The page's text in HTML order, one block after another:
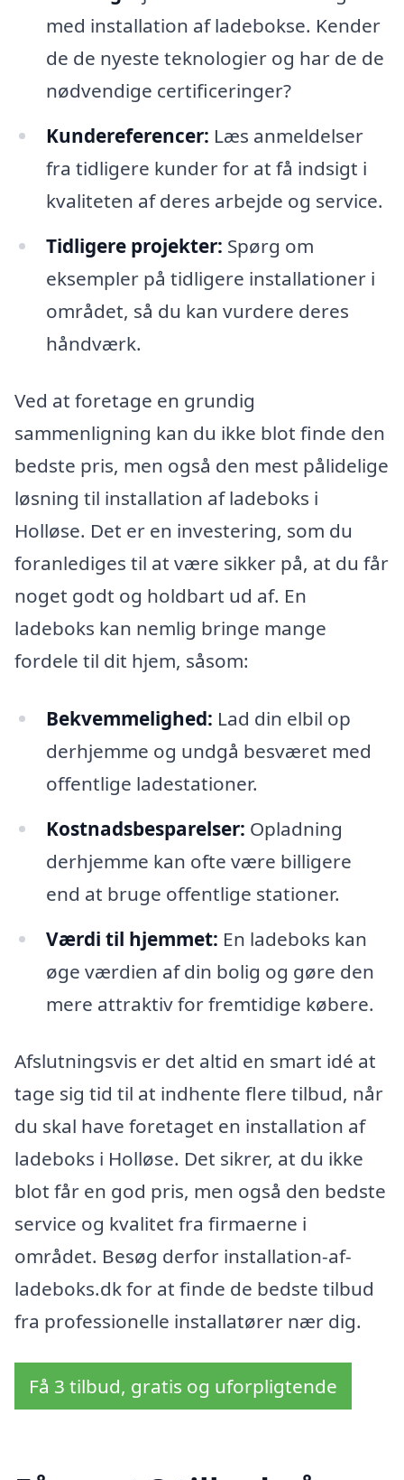
med installation af ladebokse. Kender
de de nyeste teknologier og har de de
nødvendige certificeringer?
Kundereferencer: Læs anmeldelser
fra tidligere kunder for at få indsigt i
kvaliteten af deres arbejde og service.
Tidligere projekter: Spørg om
eksempler på tidligere installationer i
området, så du kan vurdere deres
håndværk.
Ved at foretage en grundig
sammenligning kan du ikke blot finde den
bedste pris, men også den mest pålidelige
løsning til installation af ladeboks i
Holløse. Det er en investering, som du
foranlediges til at være sikker på, at du får
noget godt og holdbart ud af. En
ladeboks kan nemlig bringe mange
fordele til dit hjem, såsom:
Bekvemmelighed: Lad din elbil op
derhjemme og undgå besværet med
offentlige ladestationer.
Kostnadsbesparelser: Opladning
derhjemme kan ofte være billigere
end at bruge offentlige stationer.
Værdi til hjemmet: En ladeboks kan
øge værdien af din bolig og gøre den
mere attraktiv for fremtidige købere.
Afslutningsvis er det altid en smart idé at
tage sig tid til at indhente flere tilbud, når
du skal have foretaget en installation af
ladeboks i Holløse. Det sikrer, at du ikke
blot får en god pris, men også den bedste
service og kvalitet fra firmaerne i
området. Besøg derfor installation-af-
ladeboks.dk for at finde de bedste tilbud
fra professionelle installatører nær dig.
Få 3 tilbud, gratis og uforpligtende